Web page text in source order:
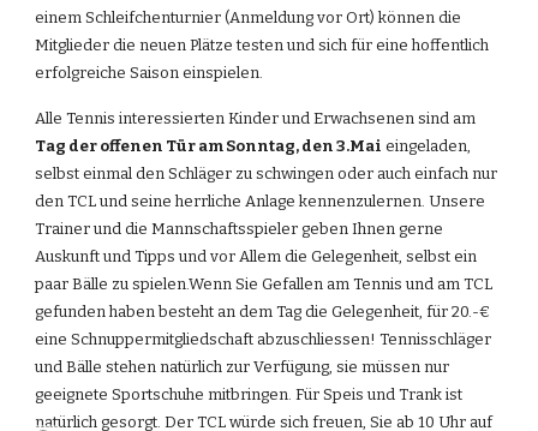
einem Schleifchenturnier (Anmeldung vor Ort) können die
Mitglieder die neuen Plätze testen und sich für eine hoffentlich
erfolgreiche Saison einspielen.
Tag der offenen Tür am Sonntag, den 3.Mai eingeladen,
selbst einmal den Schläger zu schwingen oder auch einfach nur
den TCL und seine herrliche Anlage kennenzulernen. Unsere
Trainer und die Mannschaftsspieler geben Ihnen gerne
Auskunft und Tipps und vor Allem die Gelegenheit, selbst ein
paar Bälle zu spielen.Wenn Sie Gefallen am Tennis und am TCL
gefunden haben besteht an dem Tag die Gelegenheit, für 20.-€
eine Schnuppermitgliedschaft abzuschliessen! Tennisschläger
und Bälle stehen natürlich zur Verfügung, sie müssen nur
geeignete Sportschuhe mitbringen. Für Speis und Trank ist
natürlich gesorgt. Der TCL würde sich freuen, Sie ab 10 Uhr auf